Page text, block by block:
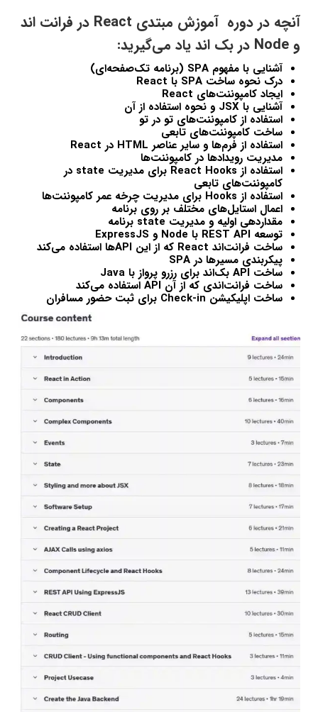
آنچه در دوره آموزش مبتدی React در فرانت اند
و Node در بک اند یاد می‌گیرید:
آشنایی با مفهوم SPA (برنامه تک‌صفحه‌ای)
درک نحوه ساخت SPA با React
ایجاد کامپوننت‌های React
آشنایی با JSX و نحوه استفاده از آن
استفاده از کامپوننت‌های تو در تو
ساخت کامپوننت‌های تابعی
استفاده از فرم‌ها و سایر عناصر HTML در React
مدیریت رویدادها در کامپوننت‌ها
استفاده از React Hooks برای مدیریت state در
کامپوننت‌های تابعی
استفاده از Hooks برای مدیریت چرخه‌ عمر کامپوننت‌ها
اعمال استایل‌های مختلف بر روی برنامه
مقداردهی اولیه و مدیریت state برنامه
توسعه REST API با Node و ExpressJS
ساخت فرانت‌اند React که از این APIها استفاده می‌کند
پیکربندی مسیرها در SPA
ساخت API بک‌اند برای رزرو پرواز با Java
ساخت فرانت‌اندی که از آن API استفاده می‌کند
ساخت اپلیکیشن Check-in برای ثبت حضور مسافران